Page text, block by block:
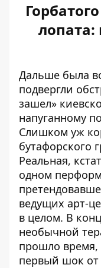
лопата:
Дальше была
подвергли
зашел»
напуганному
Слишком уж
бутафорского
Реальная,
одном
ведущих арт-
в целом. В
необычной
прошло время,
первый шок